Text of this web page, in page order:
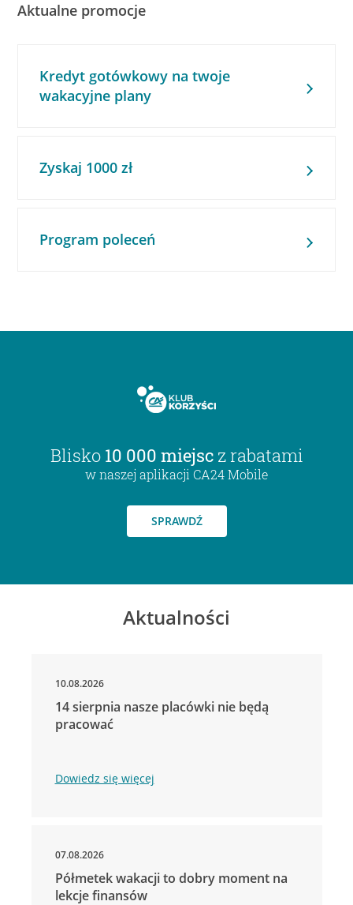
Aktualne promocje
Kredyt gotówkowy na twoje
wakacyjne plany
Zyskaj 1000 zł
Program poleceń
Blisko 10 000 miejsc z rabatami
w naszej aplikacji CA24 Mobile
SPRAWDŹ
Aktualności
10.08.2026
14 sierpnia nasze placówki nie będą
pracować
Dowiedz się więcej
07.08.2026
Półmetek wakacji to dobry moment na
lekcje finansów